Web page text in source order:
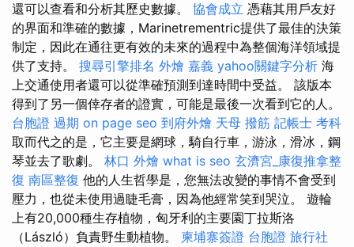
還可以查看和分析其歷史數據。 協會成立 憑藉其用戶友好
的界面和準確的數據，Marinetrementric提供了最佳的決策
制定，因此在通往更有效的未來的過程中為整個海洋領域提
供了支持。 搜尋引擎排名 外燴 嘉義 yahoo關鍵字分析 海
上交通使用者還可以從準確預測到達時間中受益。 該版本
得到了另一個倖存者的證實，可能是最後一次看到它的人。
台胞證 過期 on page seo 到府外燴 天母 撥筋 記帳士 考科
取而代之的是，它主要是網球，騎自行車，游泳，滑冰，鋼
琴並去了歌劇。 林口 外燴 what is seo 玄濟宮_康復推拿整
復 南區整復 他的人生哲學是，您無法改變的事情不會受到
壓力，也從未使用過睫毛膏，因為他經常笑到哭泣。 遊輪
上有20,000種生存植物，匈牙利的主要園丁拉斯洛
（László）負責野生動植物。 柬埔寨簽證 台胞證 旅行社